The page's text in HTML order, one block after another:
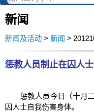
新闻
新闻及活动 > 新闻 >
惩教人员制止在囚人
惩教人员今日（十月二
囚人士自我伤害身体。